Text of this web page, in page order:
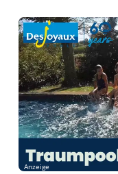
Anzeige